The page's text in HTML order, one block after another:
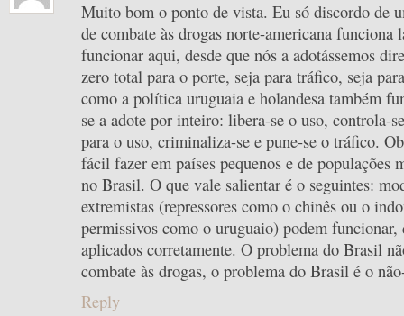
Muito bom o ponto de vista. Eu só discordo de
de combate às drogas norte-americana funciona
funcionar aqui, desde que nós a adotássemos
zero total para o porte, seja para tráfico, seja
como a política uruguaia e holandesa também
se a adote por inteiro: libera-se o uso, controla-
para o uso, criminaliza-se e pune-se o tráfico.
fácil fazer em países pequenos e de populações
no Brasil. O que vale salientar é o seguintes:
extremistas (repressores como o chinês ou o
permissivos como o uruguaio) podem funcionar,
aplicados corretamente. O problema do Brasil
combate às drogas, o problema do Brasil é o
Reply